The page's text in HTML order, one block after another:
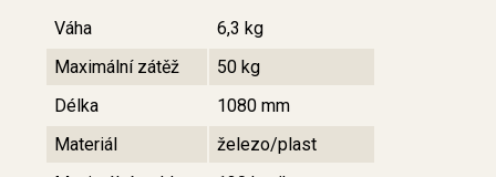
Váha
6,3 kg
Maximální zátěž
50 kg
Délka
1080 mm
Materiál
železo/plast